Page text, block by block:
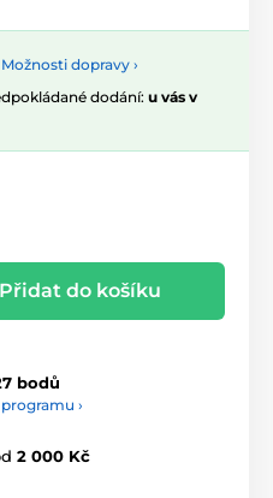
Možnosti dopravy ›
dodání: u vás v
Přidat do košíku
bodů
›
2 000 Kč